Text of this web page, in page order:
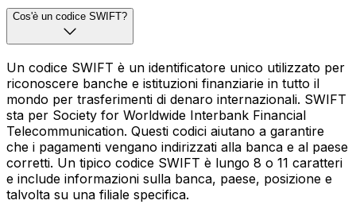
Cos'è un codice SWIFT?
Un codice SWIFT è un identificatore unico utilizzato per
riconoscere banche e istituzioni finanziarie in tutto il
mondo per trasferimenti di denaro internazionali. SWIFT
sta per Society for Worldwide Interbank Financial
Telecommunication. Questi codici aiutano a garantire
che i pagamenti vengano indirizzati alla banca e al paese
corretti. Un tipico codice SWIFT è lungo 8 o 11 caratteri
e include informazioni sulla banca, paese, posizione e
talvolta su una filiale specifica.